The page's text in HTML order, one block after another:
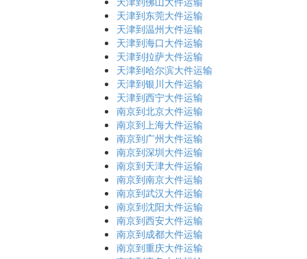
天津到东莞大件运输
天津到温州大件运输
天津到海口大件运输
天津到拉萨大件运输
天津到哈尔滨大件运输
天津到银川大件运输
天津到西宁大件运输
南京到北京大件运输
南京到上海大件运输
南京到广州大件运输
南京到深圳大件运输
南京到天津大件运输
南京到南京大件运输
南京到武汉大件运输
南京到沈阳大件运输
南京到西安大件运输
南京到成都大件运输
南京到重庆大件运输